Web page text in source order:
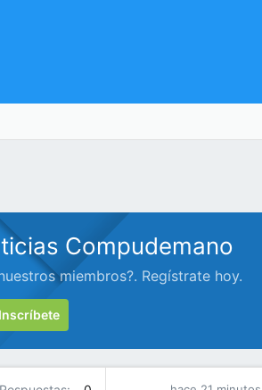
Compudemano
miembros?. Regístrate hoy.
Inscríbete